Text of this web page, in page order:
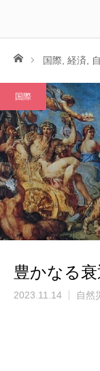
ホーム国際 経済
国際
豊かなる衰
2023.11.14 自然